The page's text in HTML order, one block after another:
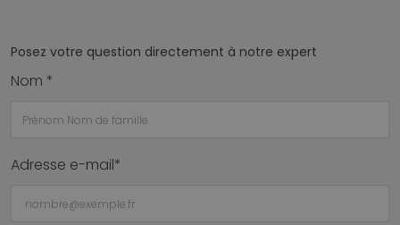
Posez votre question directement à notre expert
Nom *
Adresse e-mail*